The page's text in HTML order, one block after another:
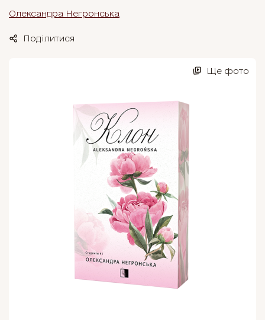
Олександра Негронська
Поділитися
Ще фото